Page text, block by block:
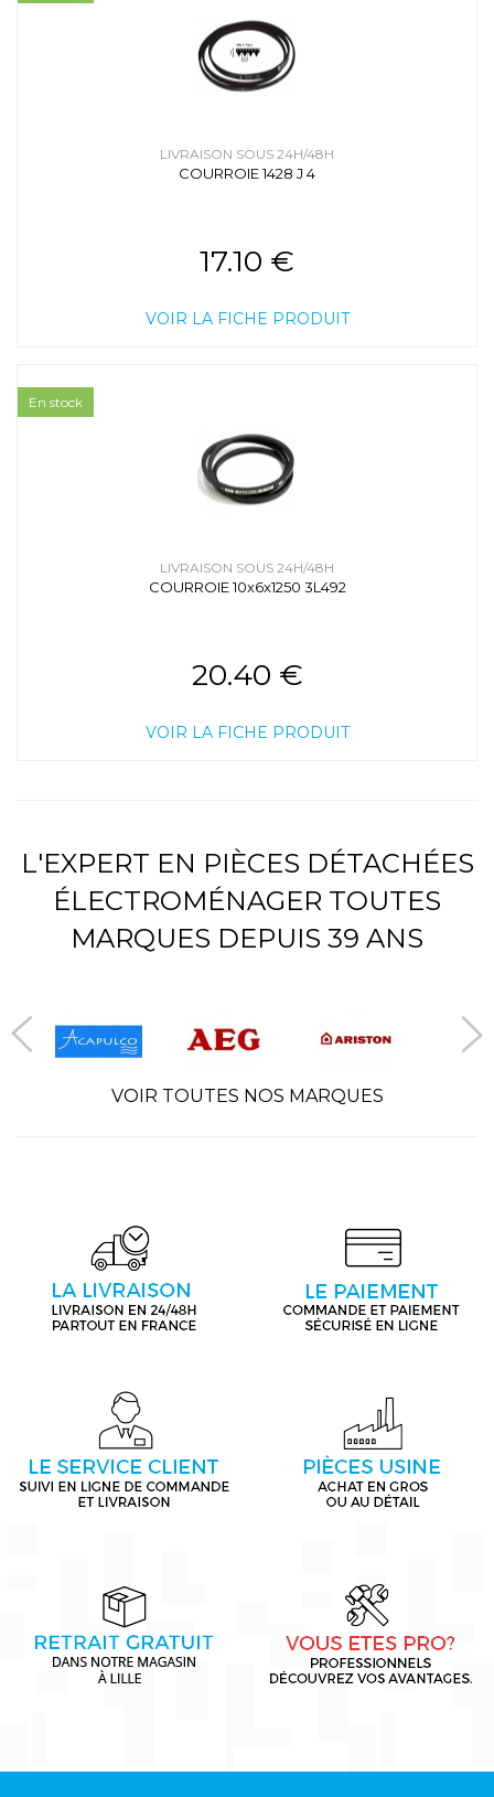
LIVRAISON SOUS 24H/48H
COURROIE 1428 J 4
17.10 €
VOIR LA FICHE PRODUIT
LIVRAISON SOUS 24H/48H
COURROIE 10x6x1250 3L492
20.40 €
VOIR LA FICHE PRODUIT
En stock
L'EXPERT EN PIÈCES DÉTACHÉES
ÉLECTROMÉNAGER TOUTES
MARQUES DEPUIS 39 ANS
VOIR TOUTES NOS MARQUES